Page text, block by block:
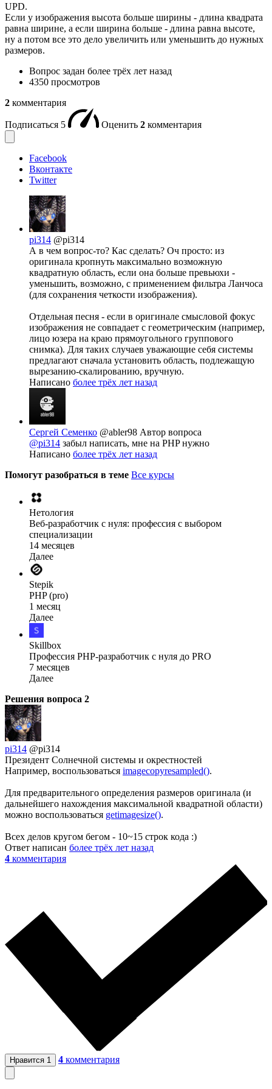
UPD.
Если у изображения высота больше ширины - длина квадрата
равна ширине, а если ширина больше - длина равна высоте,
ну а потом все это дело увеличить или уменьшить до нужных
размеров.
Вопрос задан более трёх лет назад
4350 просмотров
2 комментария
Подписаться 5 Оценить 2 комментария
Facebook
Вконтакте
Twitter
pi314 @pi314
А в чем вопрос-то? Кас сделать? Оч просто: из
оригинала кропнуть максимально возможную
квадратную область, если она больше превьюхи -
уменьшить, возможно, с применением фильтра Ланчоса
(для сохранения четкости изображения).
Отдельная песня - если в оригинале смысловой фокус
изображения не совпадает с геометрическим (например,
лицо юзера на краю прямоугольного группового
снимка). Для таких случаев уважающие себя системы
предлагают сначала установить область, подлежащую
вырезанию-скалированию, вручную.
Написано более трёх лет назад
Сергей Семенко @abler98 Автор вопроса
@pi314 забыл написать, мне на PHP нужно
Написано более трёх лет назад
Помогут разобраться в теме Все курсы
Нетология
Веб-разработчик с нуля: профессия с выбором
специализации
14 месяцев
Далее
Stepik
PHP (pro)
1 месяц
Далее
Skillbox
Профессия PHP-разработчик с нуля до PRO
7 месяцев
Далее
Решения вопроса 2
pi314 @pi314
Президент Солнечной системы и окрестностей
Например, воспользоваться imagecopyresampled().
Для предварительного определения размеров оригинала (и
дальнейшего нахождения максимальной квадратной области)
можно воспользоваться getimagesize().
Всех делов кругом бегом - 10~15 строк кода :)
Ответ написан более трёх лет назад
4 комментария
Нравится 1 4 комментария